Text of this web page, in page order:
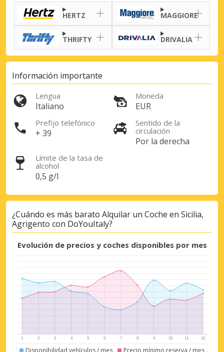
HERTZ MAGGIORE
THRIFTY DRIVALIA
Información importante
Lengua
Italiano
Moneda
EUR
Prefijo telefónico
+ 39
Sentido de la
circulación
Por la derecha
Límite de la tasa de
alcohol
0,5 g/l
¿Cuándo es más barato Alquilar un Coche en Sicilia,
Agrigento con DoYouItaly?
Evolución de precios y coches disponibles por mes
Disponibilidad vehículos / mes Precio mínimo reserva / mes
Descuentos especiales
proveedores.
Iniciar sesión con eLink